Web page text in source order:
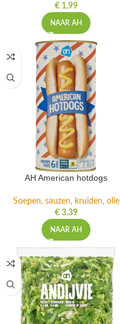
€1,99
NAAR AH
AH American hotdogs
Soepen, sauzen, kruiden, olie
€3,39
NAAR AH